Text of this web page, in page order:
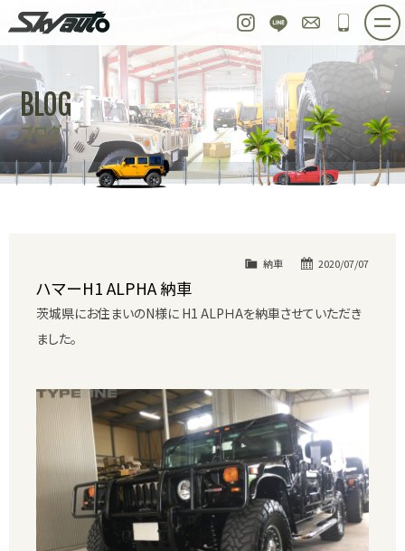
Instagram
LINE お問い合わせ
048-
ホーム 在庫車情報 ご購入プラン
整備作業実例 パーツ販売 買取＆オーダー
店舗紹介 工場紹介 会社概要
スタッフ紹介 求人情報 公式ブログ
BLOG
ブログ
2020/07/07
納車
ハマーH1 ALPHA 納車
茨城県にお住まいのN様に H1 ALPＨAを納車させていただき
ました。